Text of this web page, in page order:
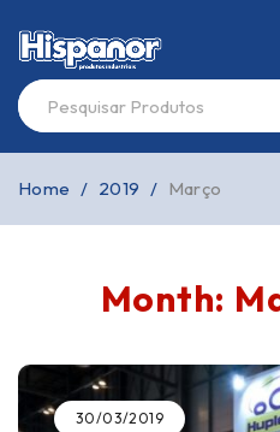
Month:
Home / 2019 / Março
30/03/2019